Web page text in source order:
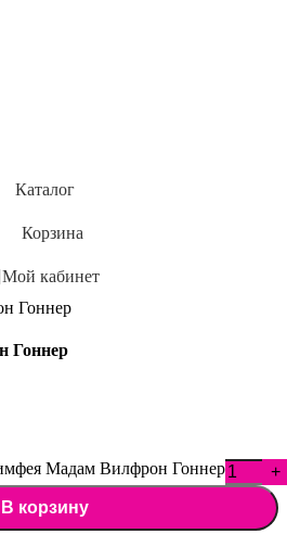
Каталог
Корзина
Мой кабинет
Гоннер
Мадам Вилфрон Гоннер
В корзину